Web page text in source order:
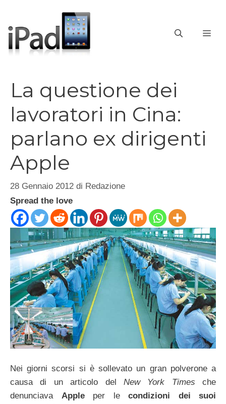
contenuto
La questione dei
lavoratori in Cina:
parlano ex dirigenti
Apple
28 Gennaio 2012 di Redazione
Spread the love
Nei giorni scorsi si è sollevato un gran polverone a
causa di un articolo del New York Times che
denunciava Appleper le condizioni dei suoi